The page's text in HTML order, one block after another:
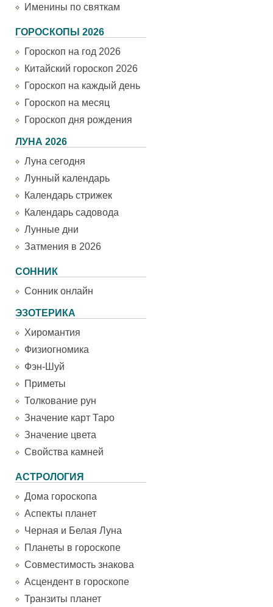
Именины по святкам
ГОРОСКОПЫ 2026
Гороскоп на год 2026
Китайский гороскоп 2026
Гороскоп на каждый день
Гороскоп на месяц
Гороскоп дня рождения
ЛУНА 2026
Луна сегодня
Лунный календарь
Календарь стрижек
Календарь садовода
Лунные дни
Затмения в 2026
СОННИК
Сонник онлайн
ЭЗОТЕРИКА
Хиромантия
Физиогномика
Фэн-Шуй
Приметы
Толкование рун
Значение карт Таро
Значение цвета
Свойства камней
АСТРОЛОГИЯ
Дома гороскопа
Аспекты планет
Черная и Белая Луна
Планеты в гороскопе
Совместимость знакова
Асцендент в гороскопе
Транзиты планет